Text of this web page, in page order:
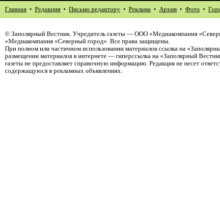
Главная • Редакция • Письмо редактору • Реклама • Архив • Фото •
© Заполярный Вестник. Учредитель газеты — ООО «Медиакомпания
«Медиакомпания «Северный город». Все права защищены.
При полном или частичном использовании материалов ссылка на
размещении материалов в интернете — гиперссылка на «Заполярный
газеты не предоставляет справочную информацию. Редакция не несет
содержащуюся в рекламных объявлениях.